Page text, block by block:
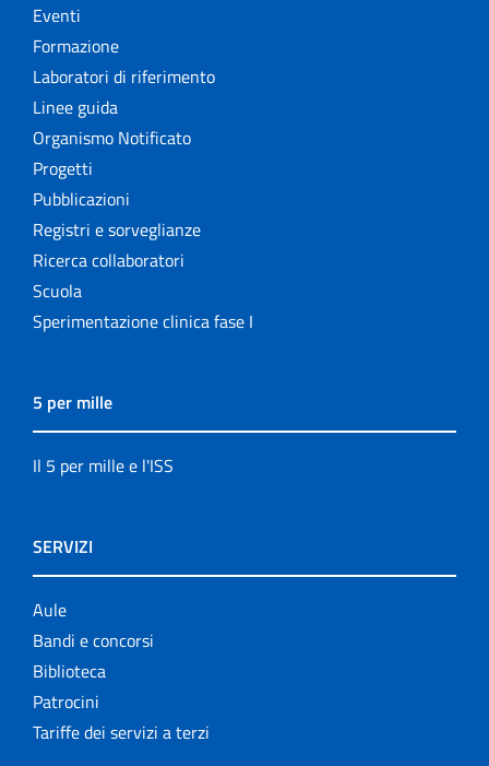
Eventi
Formazione
Laboratori di riferimento
Linee guida
Organismo Notificato
Progetti
Pubblicazioni
Registri e sorveglianze
Ricerca collaboratori
Scuola
Sperimentazione clinica fase I
5 per mille
Il 5 per mille e l'ISS
SERVIZI
Aule
Bandi e concorsi
Biblioteca
Patrocini
Tariffe dei servizi a terzi